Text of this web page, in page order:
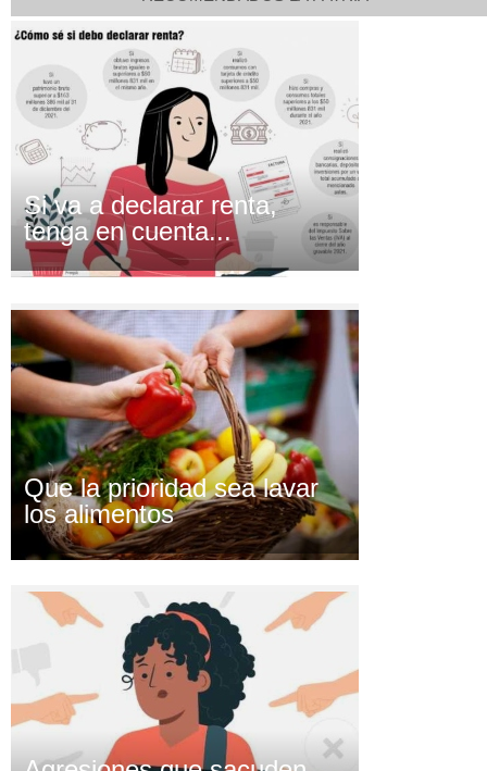
Si va a declarar renta,
tenga en cuenta...
Que la prioridad sea lavar
los alimentos